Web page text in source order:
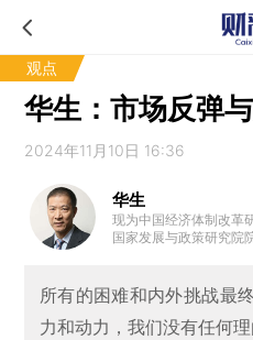
观点
华生：市场反弹
2024年11月10日 16:36
华生
现为中国经济体制改革
国家发展与政策研究院
体制、股权分置改革）
方经济学奖，中央国家
经济理论创新奖；
所有的困难和内外挑战最
力和动力，我们没有任何